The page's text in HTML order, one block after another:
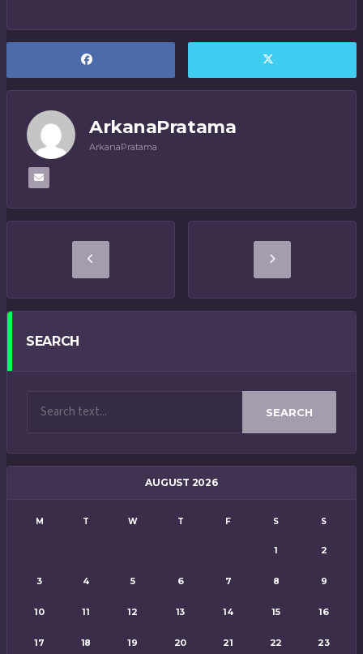
ArkanaPratama
ArkanaPratama
SEARCH
SEARCH
AUGUST 2026
M T W T F S S
1 2
3 4 5 6 7 8 9
10 11 12 13 14 15 16
17 18 19 20 21 22 23